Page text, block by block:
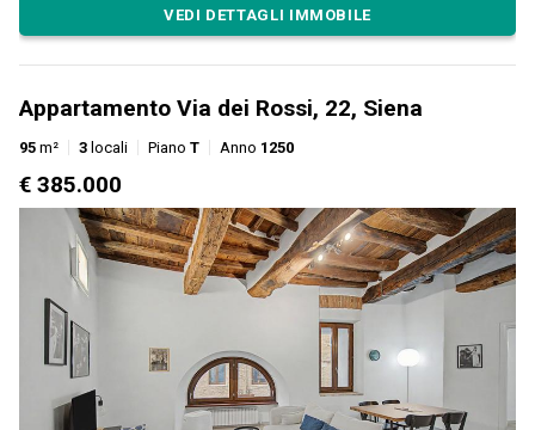
VEDI DETTAGLI IMMOBILE
Appartamento Via dei Rossi, 22, Siena
95 m² 3 locali Piano T Anno 1250
€ 385.000